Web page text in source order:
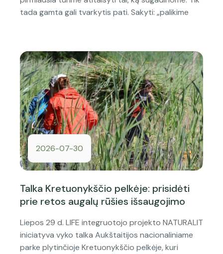
tada gamta gali tvarkytis pati. Sakyti: „palikime
2026-07-30
Talka Kretuonykščio pelkėje: prisidėti
prie retos augalų rūšies išsaugojimo
Liepos 29 d. LIFE integruotojo projekto NATURALIT
iniciatyva vyko talka Aukštaitijos nacionaliniame
parke plytinčioje Kretuonykščio pelkėje, kuri